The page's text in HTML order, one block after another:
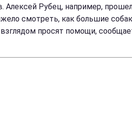
Алексей Рубец, например,
смотреть, как большие
просят помощи,